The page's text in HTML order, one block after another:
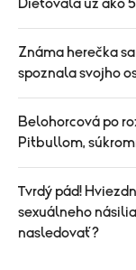
Diétovala už ako
Známa herečka
spoznala svojho
Belohorcová po
Pitbullom,
Tvrdý pád!
sexuálneho
nasledovať?